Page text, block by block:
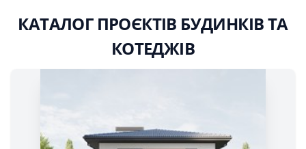
КАТАЛОГ ПРОЄКТІВ БУДИНКІВ ТА
КОТЕДЖІВ